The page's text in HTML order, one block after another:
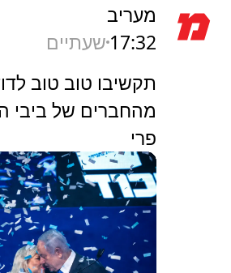
מעריב
17:32 שעתיים
תקשיבו טוב טוב
מהחברים של ביבי
פרי